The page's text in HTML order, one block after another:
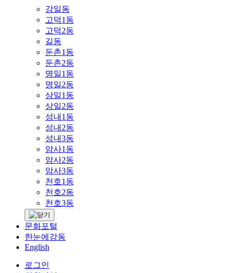
강일동
고덕1동
고덕2동
길동
둔촌1동
둔촌2동
명일1동
명일2동
상일1동
상일2동
성내1동
성내2동
성내3동
암사1동
암사2동
암사3동
천호1동
천호2동
천호3동
문화포털
한눈에강동
English
로그인